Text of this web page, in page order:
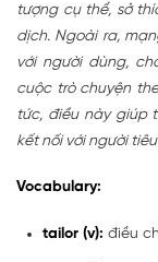
tượng cụ thể, sở
dịch. Ngoài ra,
với người dùng,
cuộc trò chuyện
tức, điều này giúp
kết nối với người
Vocabulary:
tailor (v): điều